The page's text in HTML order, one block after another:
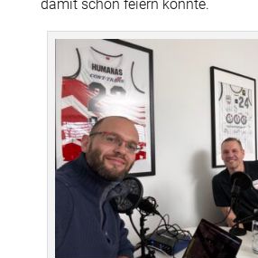
damit schon feiern konnte.